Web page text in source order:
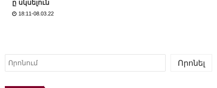
ը սկսելուն
18:11-08.03.22
Որոնել
Որոնել